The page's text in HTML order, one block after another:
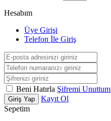
Hesabım
Üye Girişi
Telefon İle Giriş
Beni Hatırla Şifremi Unuttum
Giriş Yap
Kayıt Ol
Sepetim